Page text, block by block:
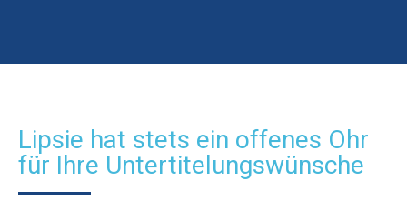
Lipsie hat stets ein offenes Ohr
für Ihre Untertitelungswünsche